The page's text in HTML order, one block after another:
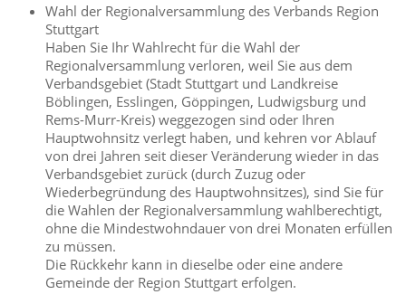
Wahl der Regionalversammlung des Verbands Region
Stuttgart
Haben Sie Ihr Wahlrecht für die Wahl der
Regionalversammlung verloren, weil Sie aus dem
Verbandsgebiet (Stadt Stuttgart und Landkreise
Böblingen, Esslingen, Göppingen, Ludwigsburg und
Rems-Murr-Kreis) weggezogen sind oder Ihren
Hauptwohnsitz verlegt haben, und kehren vor Ablauf
von drei Jahren seit dieser Veränderung wieder in das
Verbandsgebiet zurück (durch Zuzug oder
Wiederbegründung des Hauptwohnsitzes), sind Sie für
die Wahlen der Regionalversammlung wahlberechtigt,
ohne die Mindestwohndauer von drei Monaten erfüllen
zu müssen.
Die Rückkehr kann in dieselbe oder eine andere
Gemeinde der Region Stuttgart erfolgen.